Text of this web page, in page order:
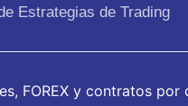
Estrategias de Trading
FOREX y contratos